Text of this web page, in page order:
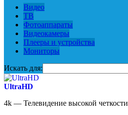
Видео
ТВ
Фотоаппараты
Видеокамеры
Плееры и устройства
Мониторы
Искать для:
UltraHD
4k — Телевидение высокой четкости